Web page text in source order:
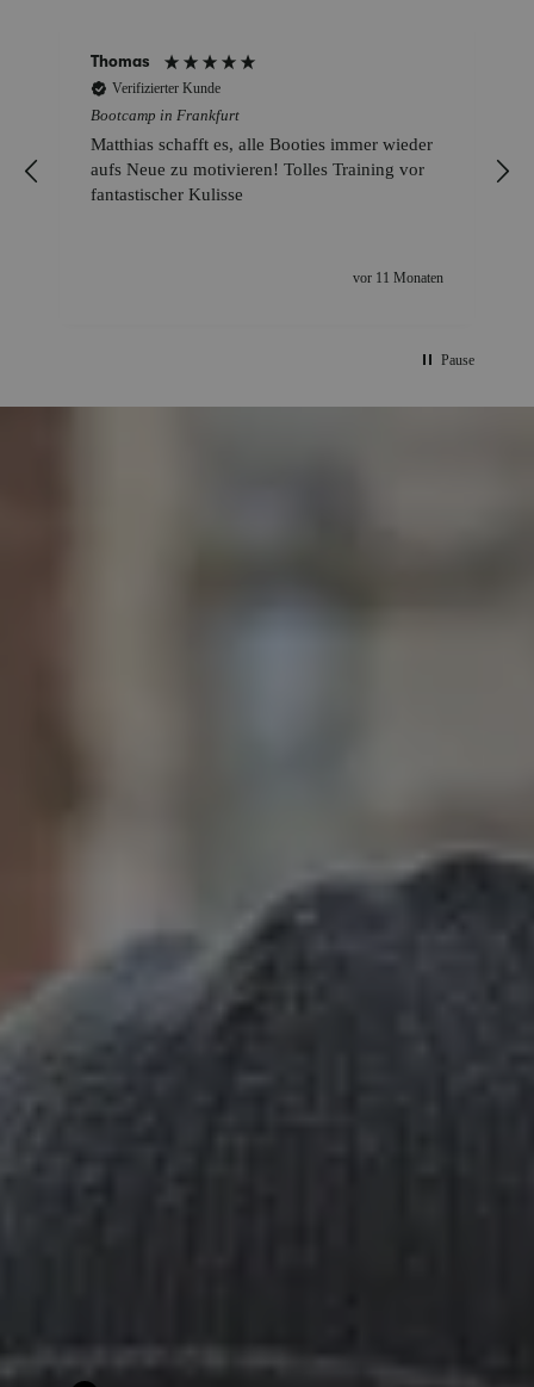
Thomas
Verifizierter Kunde
Bootcamp in Frankfurt
Matthias schafft es, alle Booties immer wieder
aufs Neue zu motivieren! Tolles Training vor
fantastischer Kulisse
vor 11 Monaten
Pause